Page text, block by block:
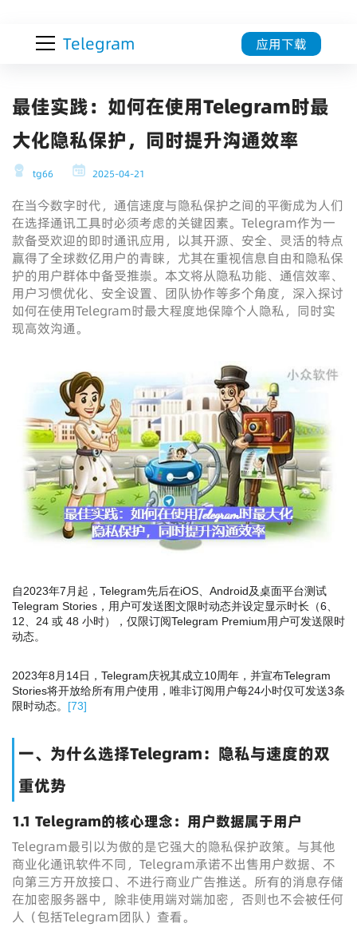
Telegram 应用下载
最佳实践：如何在使用Telegram时最
大化隐私保护，同时提升沟通效率
tg66 2025-04-21
在当今数字时代，通信速度与隐私保护之间的平衡成为人们
在选择通讯工具时必须考虑的关键因素。Telegram作为一
款备受欢迎的即时通讯应用，以其开源、安全、灵活的特点
赢得了全球数亿用户的青睐，尤其在重视信息自由和隐私保
护的用户群体中备受推崇。本文将从隐私功能、通信效率、
用户习惯优化、安全设置、团队协作等多个角度，深入探讨
如何在使用Telegram时最大程度地保障个人隐私，同时实
现高效沟通。
自2023年7月起，Telegram先后在iOS、Android及桌面平台测试
Telegram Stories，用户可发送图文限时动态并设定显示时长（6、
12、24 或 48 小时），仅限订阅Telegram Premium用户可发送限时
动态。
2023年8月14日，Telegram庆祝其成立10周年，并宣布Telegram
Stories将开放给所有用户使用，唯非订阅用户每24小时仅可发送3条
限时动态。 [73]
一、为什么选择Telegram：隐私与速度的双
重优势
1.1 Telegram的核心理念：用户数据属于用户
Telegram最引以为傲的是它强大的隐私保护政策。与其他
商业化通讯软件不同，Telegram承诺不出售用户数据、不
向第三方开放接口、不进行商业广告推送。所有的消息存储
在加密服务器中，除非使用端对端加密，否则也不会被任何
人（包括Telegram团队）查看。